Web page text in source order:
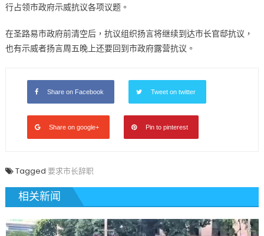
行占领市政府示威抗议各项议题。
在圣路易市政府前清空后，抗议组织扬言将继续到达市长官邸抗议，
也有示威者扬言周五晚上还要回到市政府露营抗议。
Share on Facebook Tweet on twitter
Share on google+ Pin to pinterest
Tagged 要求市长辞职
相关新闻